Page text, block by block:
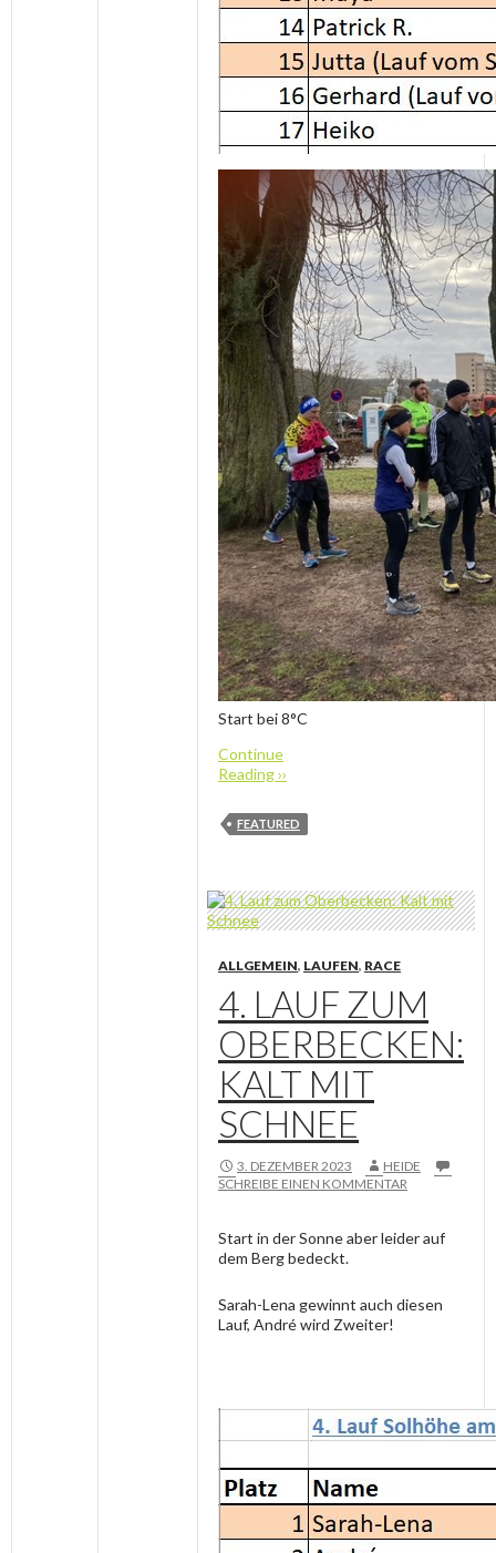
Start bei 8°C
Continue
Reading ››
FEATURED
ALLGEMEIN, LAUFEN, RACE
4. LAUF ZUM
OBERBECKEN:
KALT MIT
SCHNEE
3. DEZEMBER 2023
HEIDE
SCHREIBE EINEN KOMMENTAR
Start in der Sonne aber leider auf
dem Berg bedeckt.
Sarah-Lena gewinnt auch diesen
Lauf, André wird Zweiter!